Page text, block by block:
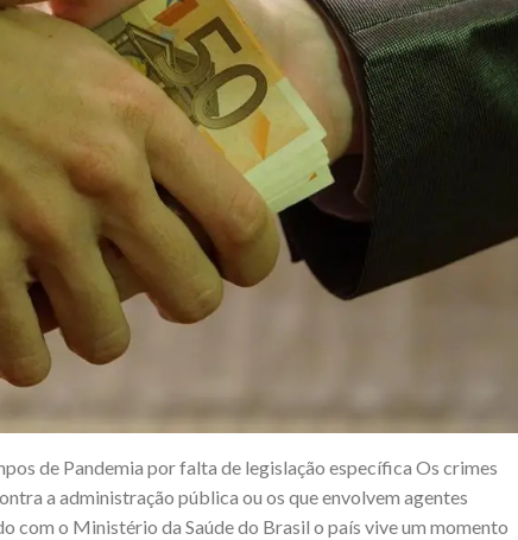
de Pandemia por falta de legislação específica Os crimes
a administração pública ou os que envolvem agentes
com o Ministério da Saúde do Brasil o país vive um momento